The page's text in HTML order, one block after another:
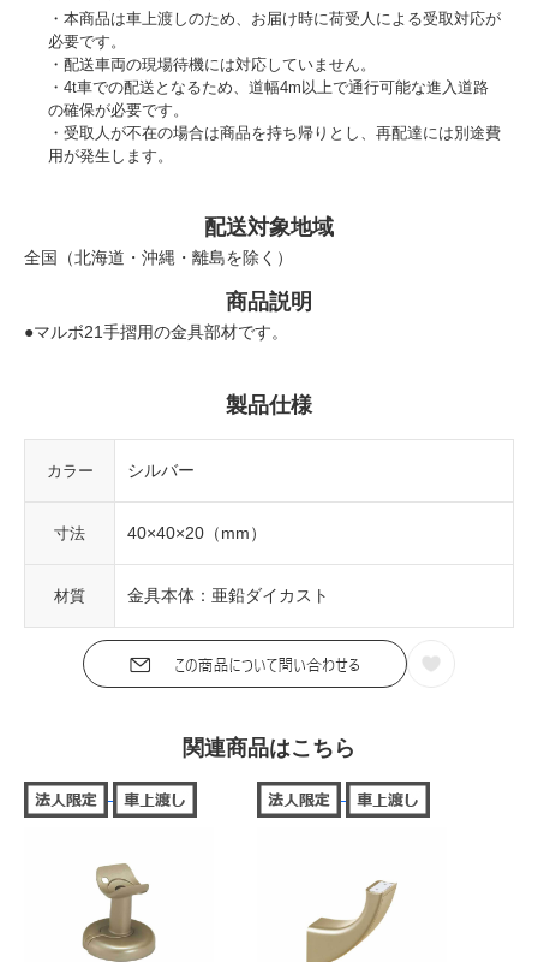
本商品は車上渡しのため、お届け時に荷受人による受取対応が
必要です。
配送車両の現場待機には対応していません。
4t車での配送となるため、道幅4m以上で通行可能な進入道路
の確保が必要です。
受取人が不在の場合は商品を持ち帰りとし、再配達には別途費
用が発生します。
配送対象地域
全国（北海道・沖縄・離島を除く）
商品説明
●マルボ21手摺用の金具部材です。
製品仕様
カラー シルバー
寸法 40×40×20（mm）
材質 金具本体：亜鉛ダイカスト
関連商品はこちら